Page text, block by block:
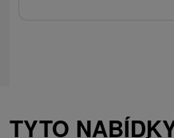
TYTO